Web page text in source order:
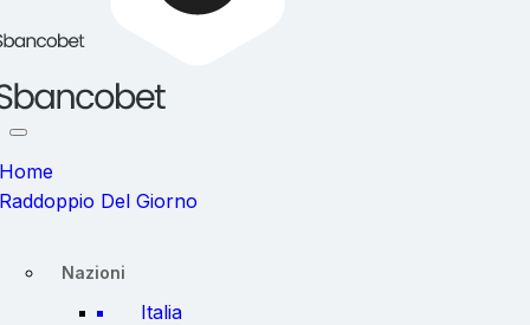
Home
Raddoppio Del Giorno
Nazioni
Italia